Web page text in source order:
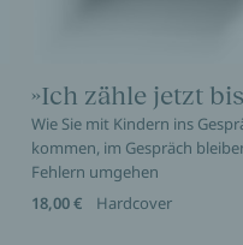
»Ich zähle jetzt
Wie Sie mit Kindern ins
kommen, im Gespräch
Fehlern umgehen
18,00 €
Hardcover